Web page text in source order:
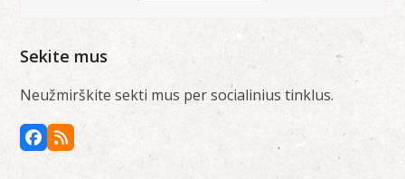
Sekite mus
Neužmirškite sekti mus per socialinius tinklus.
Facebook
RSS